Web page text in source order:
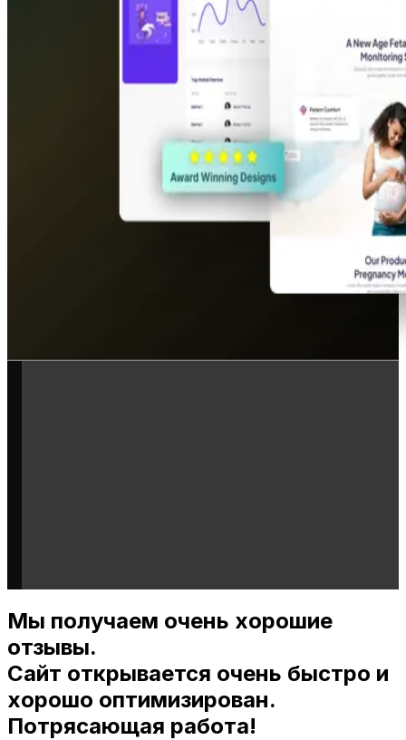
Мы получаем очень хорошие
отзывы.
Сайт открывается очень быстро и
хорошо оптимизирован.
Потрясающая работа!